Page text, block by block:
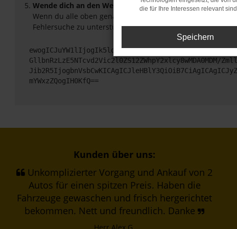
Wende dich an den Webseitenbetreiber.
Wenn du alle oben genannten Schritte versucht hast,
Fehlersuche zu unterstützen:
GllbnRzLzE5NTcvd2Vic2l0ZS12ZWhpY2xlcy8wMDA0MDM/
mYWxzZQogIH0KfQ==
Kunden über uns:
Unkomplizierter Vorgang und Ankauf von 2
Autos für einen spitzen Preis. Haben die
Fahrzeuge gewaschen und frisch hergerichtet
bekommen. Nett und freundlich. Danke
die für Ihre Interessen relevant
Speichern